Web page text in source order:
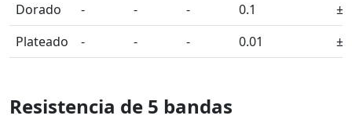
Dorado
- - - 0.1
Plateado
- - - 0.01
Resistencia de 5 bandas